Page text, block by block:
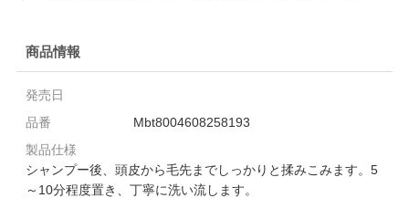
商品情報
発売日
品番
Mbt8004608258193
製品仕様
シャンプー後、頭皮から毛先までしっかりと揉みこみます。5
～10分程度置き、丁寧に洗い流します。